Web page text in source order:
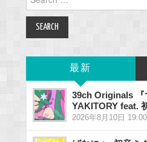
for:
最新
39ch Originals 『
YAKITORY feat.
2026年8月10日 19:00